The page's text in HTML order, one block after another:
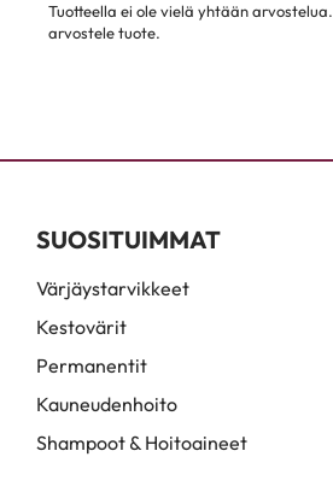
Tuotteella ei ole vielä yhtään arvostelua.
arvostele tuote.
SUOSITUIMMAT
Värjäystarvikkeet
Kestovärit
Permanentit
Kauneudenhoito
Shampoot & Hoitoaineet